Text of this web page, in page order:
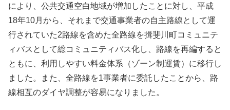
により、公共交通空白地域が増加したことに対し、平成
18年10月から、それまで交通事業者の自主路線として運
行されていた2路線を含めた全路線を揖斐川町コミュニテ
ィバスとして総コミュニティバス化し、路線を再編すると
ともに、利用しやすい料金体系（ゾーン制運賃）に移行し
ました。また、全路線を1事業者に委託したことから、路
線相互のダイヤ調整が容易になりました。